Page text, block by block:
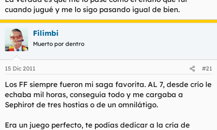
cuando jugué y me lo sigo pasando igual de bien.
Filimbi
Muerto por dentro
15 Dic 2011 #21
Los FF siempre fueron mi saga favorita. AL 7, desde crío le
echaba mil horas, conseguía todo y me cargaba a
Sephirot de tres hostias o de un omnilátigo.
Era un juego perfecto, te podías dedicar a la cría de